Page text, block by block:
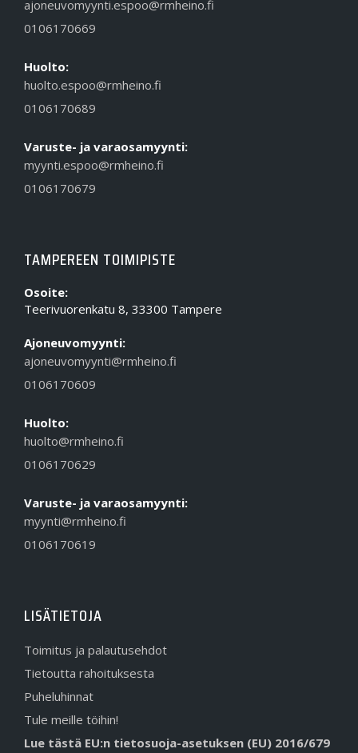
ajoneuvomyynti.espoo@rmheino.fi
0106170669
Huolto:
huolto.espoo@rmheino.fi
0106170689
Varuste- ja varaosamyynti:
myynti.espoo@rmheino.fi
0106170679
TAMPEREEN TOIMIPISTE
Osoite:
Teerivuorenkatu 8, 33300 Tampere
Ajoneuvomyynti:
ajoneuvomyynti@rmheino.fi
0106170609
Huolto:
huolto@rmheino.fi
0106170629
Varuste- ja varaosamyynti:
myynti@rmheino.fi
0106170619
LISÄTIETOJA
Toimitus ja palautusehdot
Tietoutta rahoituksesta
Puheluhinnat
Tule meille töihin!
Lue tästä EU:n tietosuoja-asetuksen (EU) 2016/679